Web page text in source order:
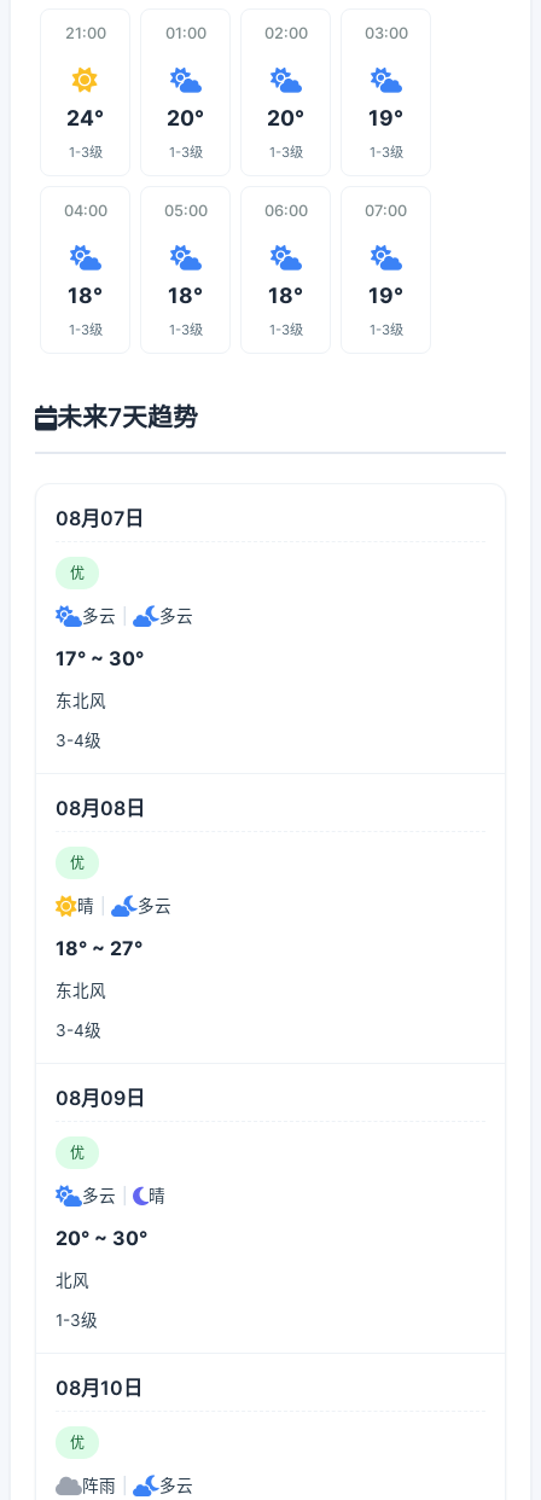
21:00
24°
1-3级
01:00
20°
1-3级
02:00
20°
1-3级
03:00
19°
1-3级
04:00
18°
1-3级
05:00
18°
1-3级
06:00
18°
1-3级
07:00
19°
1-3级
未来7天趋势
08月07日
优
多云 多云
17° ~ 30°
东北风
3-4级
08月08日
优
晴 多云
18° ~ 27°
东北风
3-4级
08月09日
优
多云 晴
20° ~ 30°
北风
1-3级
08月10日
优
阵雨 多云